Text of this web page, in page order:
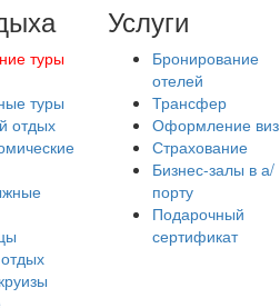
туры
туры
отдых
Услуги
Бронирование
отелей
Трансфер
Оформление виз
Страхование
Бизнес-залы в а/
порту
Подарочный
сертификат